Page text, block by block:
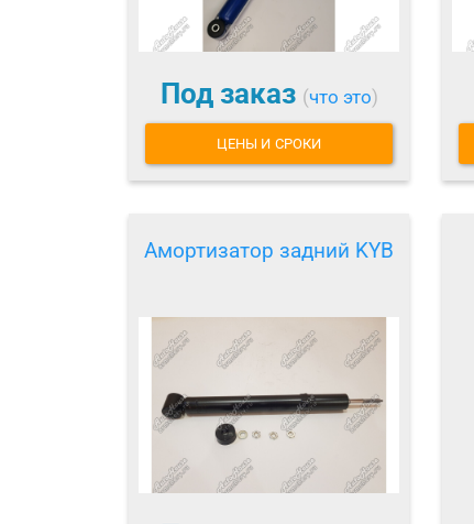
Под заказ (что это)
ЦЕНЫ И СРОКИ
Амортизатор задний KYB